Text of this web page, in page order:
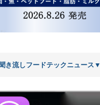
き流しフードテックニュース▼